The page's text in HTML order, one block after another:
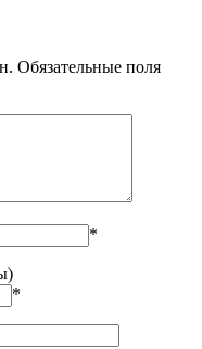
Обязательные поля
*
*